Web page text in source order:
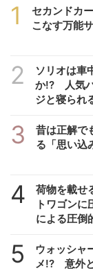
1
セカンドカ
こなす万能
2
ソリオは車
か!? 人気
ジと寝られ
3
昔は正解
る「思い込
4
荷物を載せ
トワゴンに
による圧倒
5
ウォッシャ
メ!? 意外